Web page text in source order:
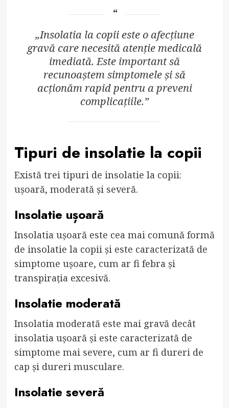
„Insolatia la copii este o afecțiune
gravă care necesită atenție medicală
imediată. Este important să
recunoaștem simptomele și să
acționăm rapid pentru a preveni
complicațiile.”
Tipuri de insolatie la copii
Există trei tipuri de insolatie la copii:
ușoară, moderată și severă.
Insolatie ușoară
Insolatia ușoară este cea mai comună formă
de insolatie la copii și este caracterizată de
simptome ușoare, cum ar fi febra și
transpirația excesivă.
Insolatie moderată
Insolatia moderată este mai gravă decât
insolatia ușoară și este caracterizată de
simptome mai severe, cum ar fi dureri de
cap și dureri musculare.
Insolatie severă